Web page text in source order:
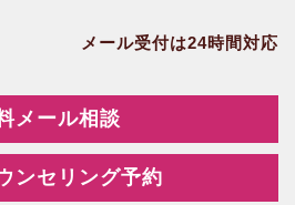
メール受付は24時間対応
メール相談
ンセリング予約